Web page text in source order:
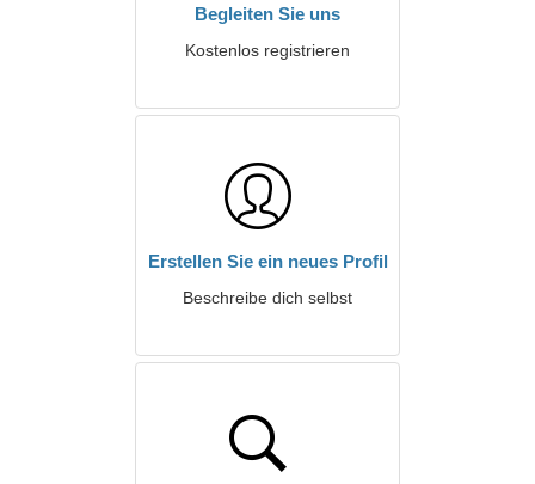
Begleiten Sie uns
Kostenlos registrieren
Erstellen Sie ein neues Profil
Beschreibe dich selbst